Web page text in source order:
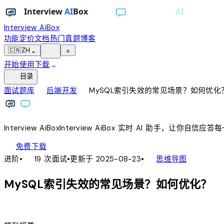
Interview AiBox
功能定价文档热门真题博客
🇨🇳ZH ⌄ ≡
开始使用下载 →
目录
面试题库chevron_right后端开发chevron_rightMySQL索引失效的常见场景？如何优化？
InterviewAiBoxInterviewAiBox实时 AI 助手，让你自信应答每
免费下载
进阶• 19 次面试•更新于 2025-08-23• account_tree思维导图
MySQL索引失效的常见场景？如何优化？